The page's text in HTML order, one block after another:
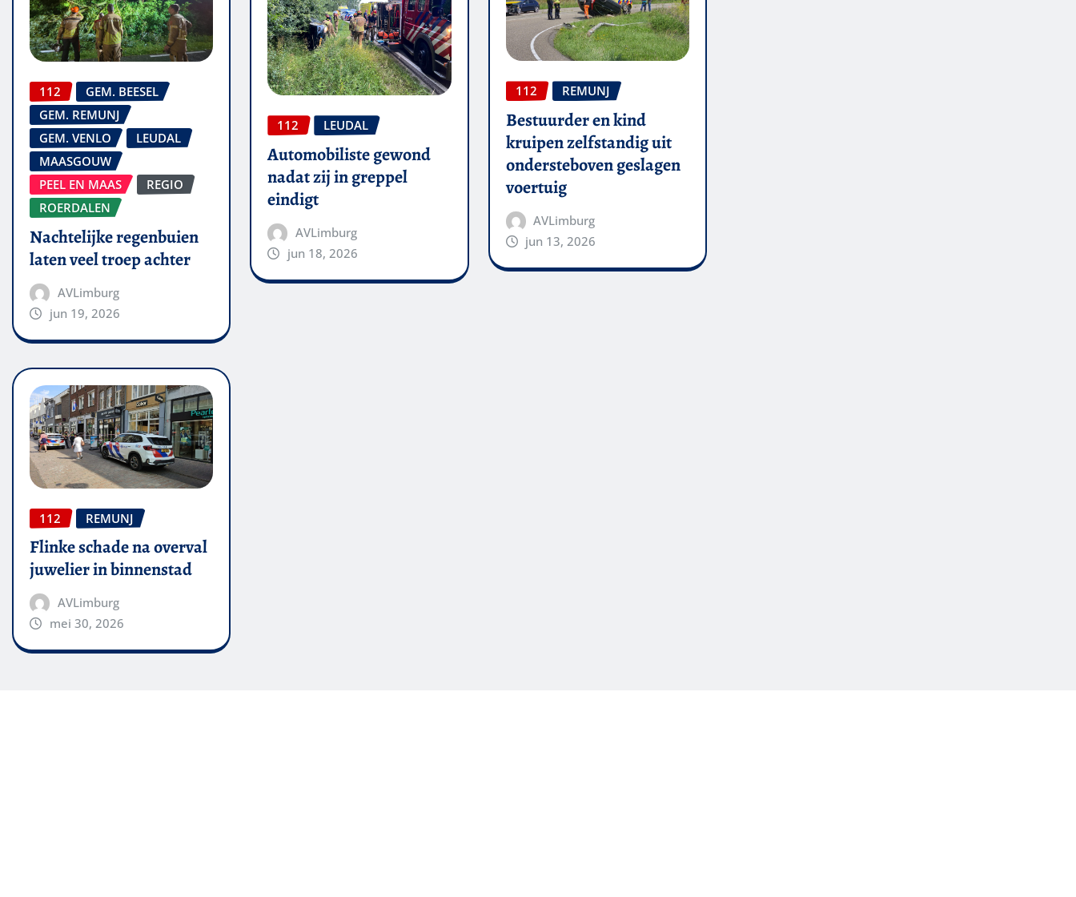
112
GEM. BEESEL
GEM. REMUNJ
GEM. VENLO
LEUDAL
MAASGOUW
PEEL EN MAAS
REGIO
ROERDALEN
Nachtelijke regenbuien
laten veel troep achter
AVLimburg
jun 19, 2026
112 LEUDAL
Automobiliste gewond
nadat zij in greppel
eindigt
AVLimburg
jun 18, 2026
112 REMUNJ
Bestuurder en kind
kruipen zelfstandig uit
ondersteboven geslagen
voertuig
AVLimburg
jun 13, 2026
112 REMUNJ
Flinke schade na overval
juwelier in binnenstad
AVLimburg
mei 30, 2026